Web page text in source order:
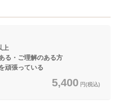
・ご理解のある方
張っている
5,400 円(税込)